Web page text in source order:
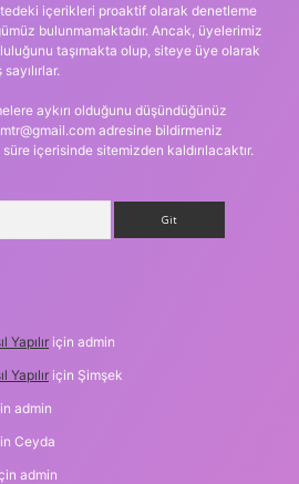
içerikleri proaktif olarak denetleme
bulunmamaktadır. Ancak, üyelerimiz
taşımakta olup, siteye üye olarak
aykırı olduğunu düşündüğünüz
adresine bildirmeniz
içerisinde sitemizden kaldırılacaktır.
Yapılır için admin
Yapılır için Şimşek
admin
Ceyda
admin